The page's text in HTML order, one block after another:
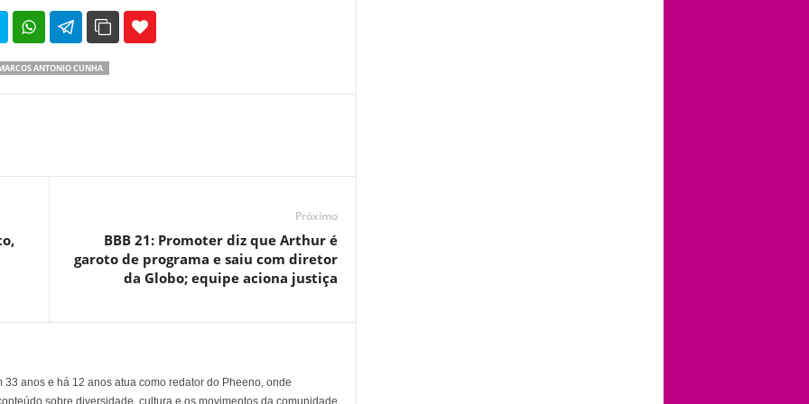
35
ANTONIO CUNHA
Próximo
BBB 21: Promoter diz que Arthur é
garoto de programa e saiu com diretor
da Globo; equipe aciona justiça
33 anos e há 12 anos atua como redator do Pheeno, onde
sobre diversidade, cultura e os movimentos da comunidade